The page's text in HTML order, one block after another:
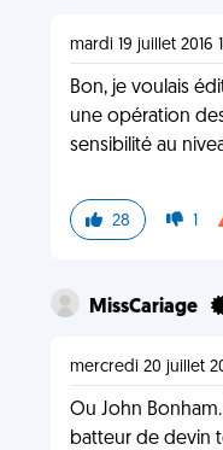
mardi 19 juillet 2016
Bon, je voulais
une opération
sensibilité au
28 1
MissCariage
mercredi 20 juillet
Ou John
batteur de devin